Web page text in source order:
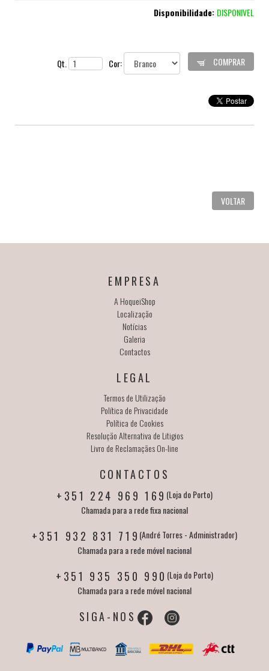
Disponibilidade: DISPONIVEL
Qt. Cor: COMPRAR
VOLTAR
EMPRESA
A HoqueiShop
Localização
Notícias
Galeria
Contactos
LEGAL
Termos de Utilização
Política de Privacidade
Política de Cookies
Resolução Alternativa de Litigios
Livro de Reclamaçães On-line
CONTACTOS
+351 224 969 169 (Loja do Porto)
Chamada para a rede fixa nacional
+351 932 831 719 (André Torres - Administrador)
Chamada para a rede móvel nacional
+351 935 350 990 (Loja do Porto)
Chamada para a rede móvel nacional
SIGA-NOS